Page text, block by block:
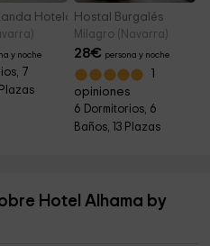
Hotela
y noche
7
Hostal Burgalés
Milagro (Navarra)
28€ persona y noche
opiniones
6 Dormitorios, 6
Baños, 13 Plazas
Hotel Alhama by